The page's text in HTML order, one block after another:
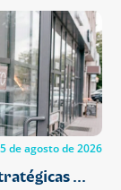
de agosto de 2026
...